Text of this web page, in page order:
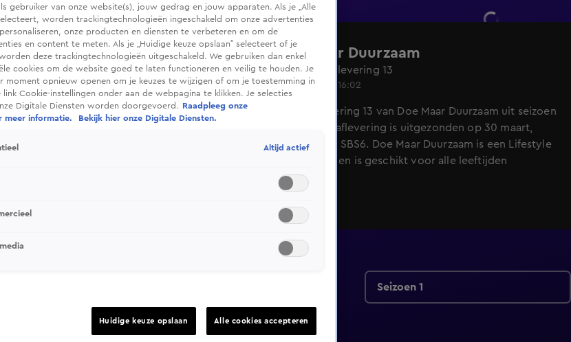
Livestreams Shop
Doe Maar Duurzaam
Seizoen 1, aflevering 13
30 mrt 2024, 16:02
Bekijk aflevering 13 van Doe Maar Duurzaam uit seizoen
1 hier. Deze aflevering is uitgezonden op 30 maart,
16:02 uur bij SBS6. Doe Maar Duurzaam is een Lifestyle
programma en is geschikt voor alle leeftijden
Seizoen 1
gebruiker van onze website(s), jouw gedrag en jouw apparaten. Als je „Alle
worden trackingtechnologieën ingeschakeld om onze advertenties
onze producten en diensten te verbeteren en om de
en content te meten. Als je „Huidige keuze opslaan” selecteert of je
deze trackingtechnologieën uitgeschakeld. We gebruiken dan enkel
cookies om de website goed te laten functioneren en veilig te houden. Je
moment opnieuw openen om je keuzes te wijzigen of om je toestemming in
Cookie-instellingen onder aan de webpagina te klikken. Je selecties
Digitale Diensten worden doorgevoerd.
Raadpleeg onze
meer informatie.
Bekijk hier onze Digitale Diensten.
Altijd actief
Huidige keuze opslaan Alle cookies accepteren